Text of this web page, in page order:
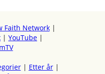
Faith Network|
| YouTube |
| Etter år|